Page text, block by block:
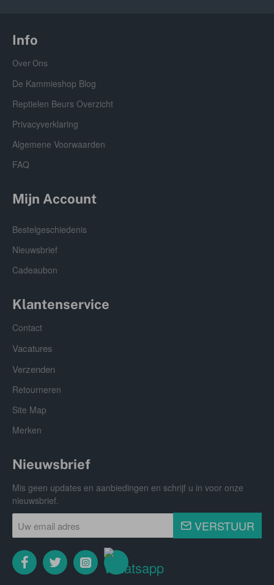
Info
Over Ons
De Kammieshop Blog
Reptielen Beurs Overzicht
Privacyverklaring
Algemene Voorwaarden
FAQ
Mijn Account
Bestelgeschiedenis
Nieuwsbrief
Cadeaubon
Klantenservice
Contact
Vacatures
Verzenden
Retourneren
Site Map
Merken
Nieuwsbrief
Mis geen updates en aanbiedingen en schrijf u in voor onze
nieuwsbrief.
Uw
email
adres
VERSTUUR